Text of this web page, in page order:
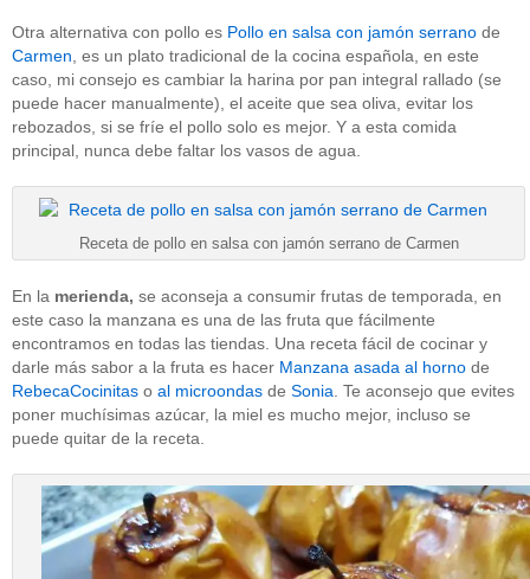
Otra alternativa con pollo es Pollo en salsa con jamón serrano de
Carmen , es un plato tradicional de la cocina española, en este
caso, mi consejo es cambiar la harina por pan integral rallado (se
puede hacer manualmente), el aceite que sea oliva, evitar los
rebozados, si se fríe el pollo solo es mejor. Y a esta comida
principal, nunca debe faltar los vasos de agua.
Receta de pollo en salsa con jamón serrano de Carmen
En la merienda, se aconseja a consumir frutas de temporada, en
este caso la manzana es una de las fruta que fácilmente
encontramos en todas las tiendas. Una receta fácil de cocinar y
darle más sabor a la fruta es hacer Manzana asada al horno de
RebecaCocinitas o al microondas de Sonia . Te aconsejo que evites
poner muchísimas azúcar, la miel es mucho mejor, incluso se
puede quitar de la receta.